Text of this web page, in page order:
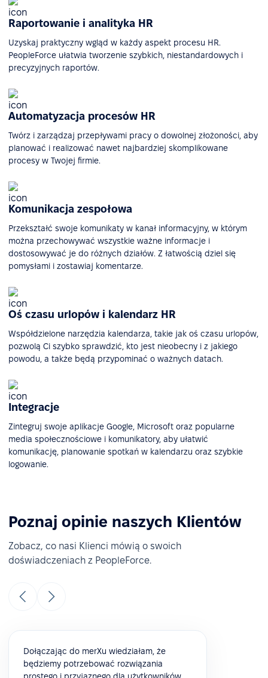
Raportowanie i analityka HR
Uzyskaj praktyczny wgląd w każdy aspekt procesu HR.
PeopleForce ułatwia tworzenie szybkich, niestandardowych i
precyzyjnych raportów.
Automatyzacja procesów HR
Twórz i zarządzaj przepływami pracy o dowolnej złożoności, aby
planować i realizować nawet najbardziej skomplikowane
procesy w Twojej firmie.
Komunikacja zespołowa
Przekształć swoje komunikaty w kanał informacyjny, w którym
można przechowywać wszystkie ważne informacje i
dostosowywać je do różnych działów. Z łatwością dziel się
pomysłami i zostawiaj komentarze.
Oś czasu urlopów i kalendarz HR
Współdzielone narzędzia kalendarza, takie jak oś czasu urlopów,
pozwolą Ci szybko sprawdzić, kto jest nieobecny i z jakiego
powodu, a także będą przypominać o ważnych datach.
Integracje
Zintegruj swoje aplikacje Google, Microsoft oraz popularne
media społecznościowe i komunikatory, aby ułatwić
komunikację, planowanie spotkań w kalendarzu oraz szybkie
logowanie.
Poznaj opinie naszych Klientów
Zobacz, co nasi Klienci mówią o swoich
doświadczeniach z PeopleForce.
Dołączając do merXu wiedziałam, że
będziemy potrzebować rozwiązania